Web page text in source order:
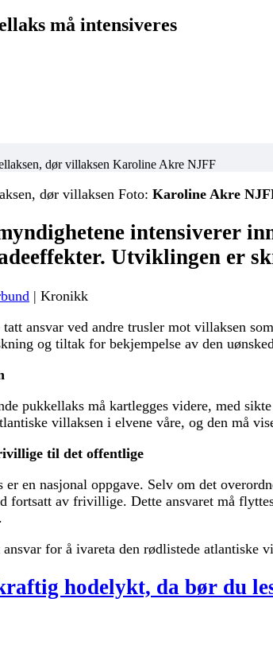
må intensiveres
dør villaksen Karoline Akre NJFF
dør villaksen Foto: Karoline Akre
intensiverer
Utviklingen er
| Kronikk
ansvar ved andre trusler mot villaksen
og tiltak for bekjempelse av den
pukkellaks må kartlegges videre, med
villaksen i elvene våre, og den må
til det offentlige
er en nasjonal oppgave. Selv om det
fortsatt av frivillige. Dette ansvaret må
for å ivareta den rødlistede
hodelykt, da bør du